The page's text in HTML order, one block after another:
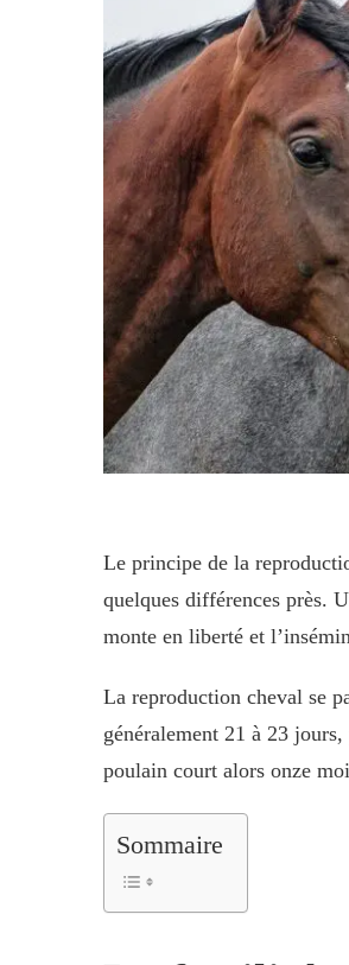
Le principe de la
quelques différences près.
monte en liberté et
La reproduction cheval se
généralement 21 à 23
poulain court alors onze
Sommaire